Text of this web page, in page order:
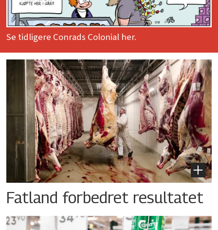
Se tidligere Conrads Colonial her.
Fatland forbedret resultatet